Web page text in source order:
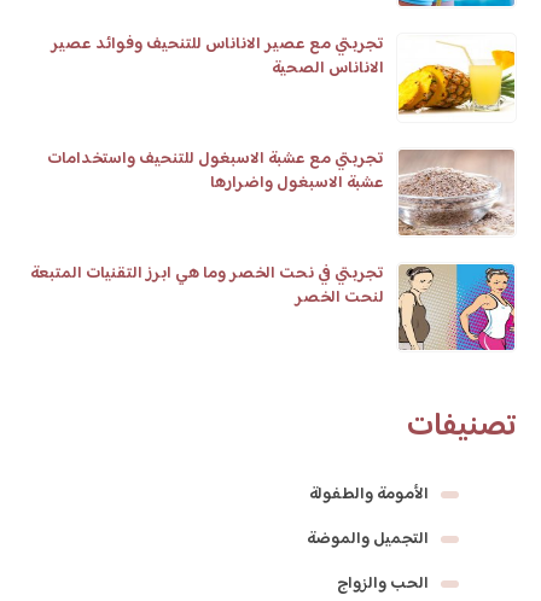
تجربتي مع عصير الاناناس للتنحيف وفوائد عصير
الاناناس الصحية
تجربتي مع عشبة الاسبغول للتنحيف واستخدامات
عشبة الاسبغول واضرارها
تجربتي في نحت الخصر وما هي ابرز التقنيات المتبعة
لنحت الخصر
تصنيفات
الأمومة والطفولة
التجميل والموضة
الحب والزواج